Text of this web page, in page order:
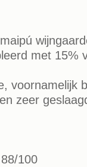
met 15%
voornamelijk
zeer
100